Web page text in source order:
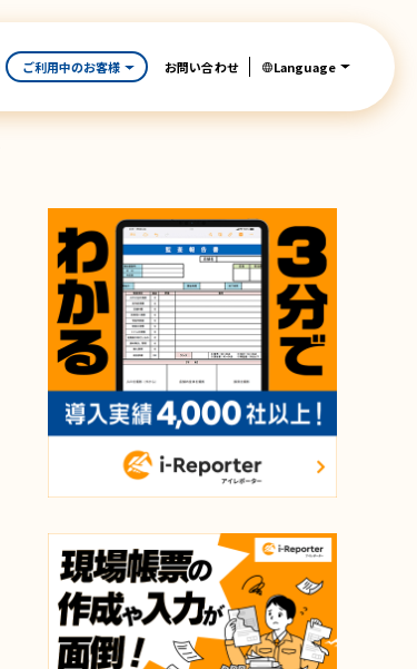
ご利用中のお客様 お問い合わせ Language